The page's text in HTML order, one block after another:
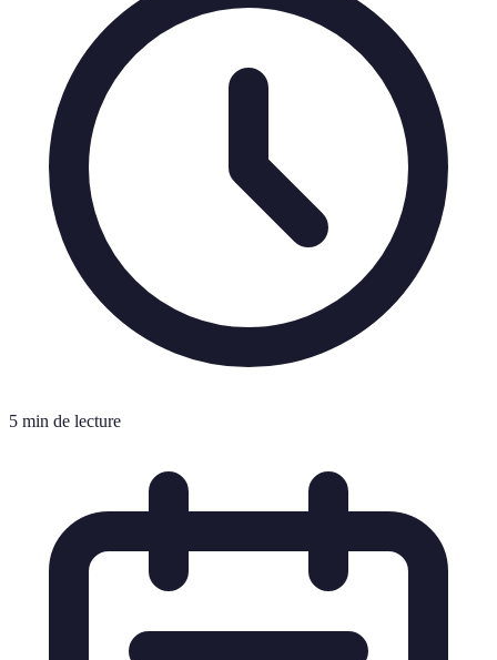
5 min de lecture